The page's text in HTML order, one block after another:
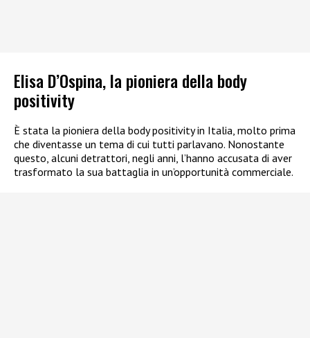
Elisa D’Ospina, la pioniera della body
positivity
È stata la pioniera della body positivity in Italia, molto prima
che diventasse un tema di cui tutti parlavano. Nonostante
questo, alcuni detrattori, negli anni, l’hanno accusata di aver
trasformato la sua battaglia in un’opportunità commerciale.